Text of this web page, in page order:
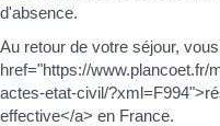
d'absence.
Au retour de votre séjour,
href="https://www.plancoet.fr/
actes-etat-civil/
effective</a> en France.